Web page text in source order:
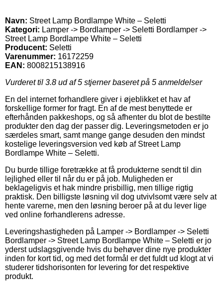
Navn: Street Lamp Bordlampe White – Seletti
Kategori: Lamper -> Bordlamper -> Seletti Bordlamper ->
Street Lamp Bordlampe White – Seletti
Producent: Seletti
Varenummer: 16172259
EAN: 8008215138916
Vurderet til 3.8 ud af 5 stjerner baseret på 5 anmeldelser
En del internet forhandlere giver i øjeblikket et hav af
forskellige former for fragt. En af de mest benyttede er
efterhånden pakkeshops, og så afhenter du blot de bestilte
produkter den dag der passer dig. Leveringsmetoden er jo
særdeles smart, samt mange gange desuden den mindst
kostelige leveringsversion ved køb af Street Lamp
Bordlampe White – Seletti.
Du burde tillige foretrække at få produkterne sendt til din
lejlighed eller til når du er på job. Muligheden er
beklageligvis et hak mindre prisbillig, men tillige rigtig
praktisk. Den billigste løsning vil dog utvivlsomt være selv at
hente varerne, men den løsning beroer på at du lever lige
ved online forhandlerens adresse.
Leveringshastigheden på Lamper -> Bordlamper -> Seletti
Bordlamper -> Street Lamp Bordlampe White – Seletti er jo
yderst udslagsgivende hvis du behøver dine nye produkter
inden for kort tid, og med det formål er det fuldt ud klogt at vi
studerer tidshorisonten for levering for det respektive
produkt.